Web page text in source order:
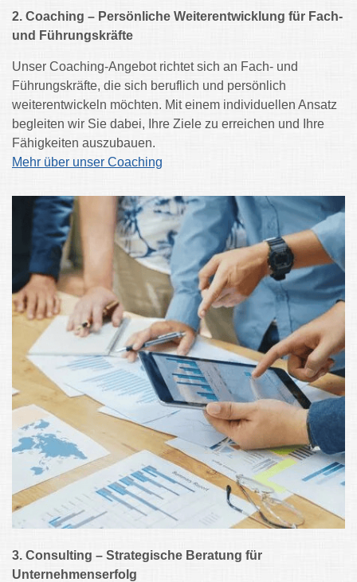
2. Coaching – Persönliche Weiterentwicklung für Fach-
und Führungskräfte
Unser Coaching-Angebot richtet sich an Fach- und
Führungskräfte, die sich beruflich und persönlich
weiterentwickeln möchten. Mit einem individuellen Ansatz
begleiten wir Sie dabei, Ihre Ziele zu erreichen und Ihre
Fähigkeiten auszubauen.
Mehr über unser Coaching
3. Consulting – Strategische Beratung für
Unternehmenserfolg